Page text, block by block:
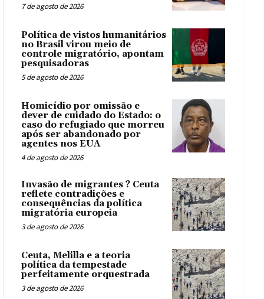
7 de agosto de 2026
Política de vistos humanitários
no Brasil virou meio de
controle migratório, apontam
pesquisadoras
5 de agosto de 2026
Homicídio por omissão e
dever de cuidado do Estado: o
caso do refugiado que morreu
após ser abandonado por
agentes nos EUA
4 de agosto de 2026
Invasão de migrantes ? Ceuta
reflete contradições e
consequências da política
migratória europeia
3 de agosto de 2026
Ceuta, Melilla e a teoria
política da tempestade
perfeitamente orquestrada
3 de agosto de 2026